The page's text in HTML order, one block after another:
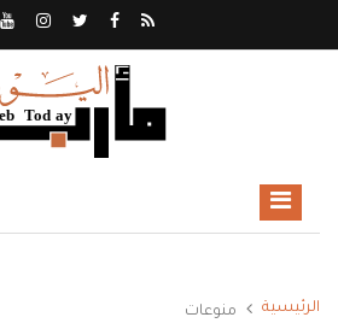
الرئيسية منوعات